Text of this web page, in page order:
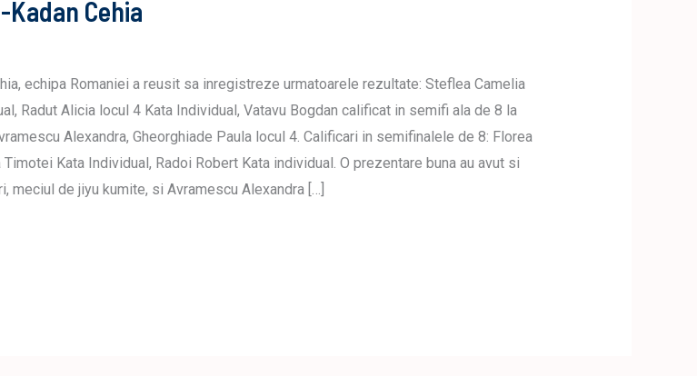
Cehia
echipa Romaniei a reusit sa inregistreze urmatoarele rezultate: Steflea Camelia
Radut Alicia locul 4 Kata Individual, Vatavu Bogdan calificat in semifi ala de 8 la
Alexandra, Gheorghiade Paula locul 4. Calificari in semifinalele de 8: Florea
Kata Individual, Radoi Robert Kata individual. O prezentare buna au avut si
meciul de jiyu kumite, si Avramescu Alexandra […]